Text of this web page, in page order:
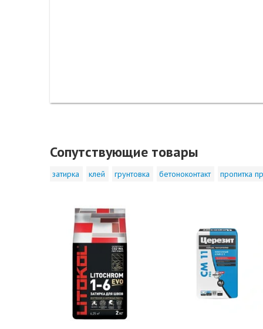
Сопутствующие товары
затирка клей грунтовка бетоноконтакт пропитка